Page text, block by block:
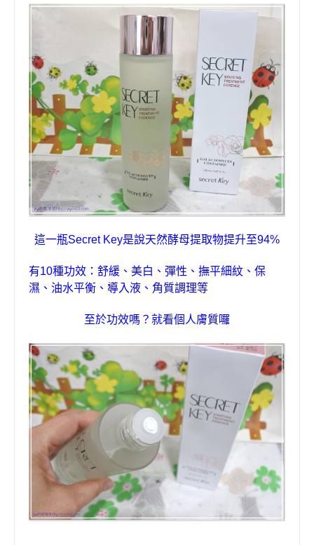
這一瓶Secret Key是說天然酵母提取物提升至94%
有10種功效：舒緩、美白、彈性、撫平細紋、保
濕、油水平衡、導入液、角質調理等
至於功效嗎？就看個人膚質囉